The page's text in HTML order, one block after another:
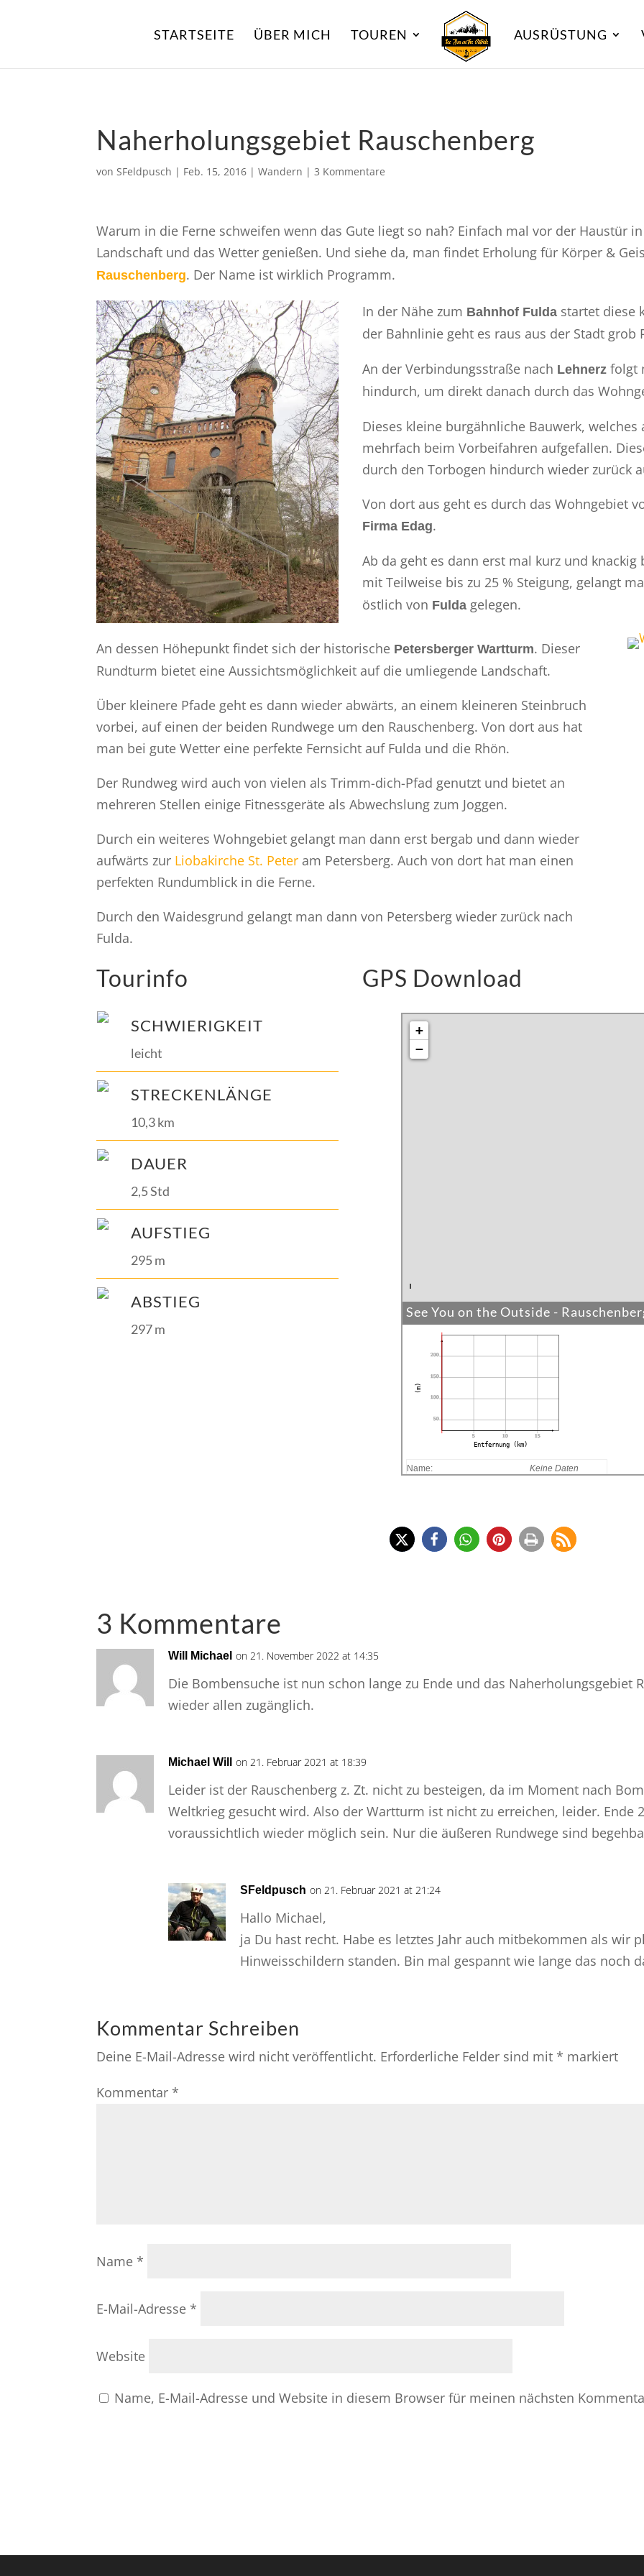
STARTSEITE ÜBER MICH TOUREN AUSRÜSTUNG
Naherholungsgebiet Rauschenberg
von SFeldpusch | Feb. 15, 2016 |Wandern |3 Kommentare
Warum in die Ferne schweifen wenn das Gute liegt so nah? Einfach mal vor der Haustür
Landschaft und das Wetter genießen. Und siehe da, man findet Erholung für Körper &
Rauschenberg. Der Name ist wirklich Programm.
In der Nähe zum Bahnhof Fuldastartet diese
der Bahnlinie geht es raus aus der Stadt grob
An der Verbindungsstraße nach Lehnerzfolgt
hindurch, um direkt danach durch das
Dieses kleine burgähnliche Bauwerk,
mehrfach beim Vorbeifahren aufgefallen.
durch den Torbogen hindurch wieder zurück
Von dort aus geht es durch das Wohngebiet
Firma Edag.
Ab da geht es dann erst mal kurz und knackig
mit Teilweise bis zu 25 % Steigung, gelangt
östlich von Fuldagelegen.
An dessen Höhepunkt findet sich der historische Petersberger Wartturm. Dieser
Rundturm bietet eine Aussichtsmöglichkeit auf die umliegende Landschaft.
Über kleinere Pfade geht es dann wieder abwärts, an einem kleineren Steinbruch
vorbei, auf einen der beiden Rundwege um den Rauschenberg. Von dort aus hat
man bei gute Wetter eine perfekte Fernsicht auf Fulda und die Rhön.
Der Rundweg wird auch von vielen als Trimm-dich-Pfad genutzt und bietet an
mehreren Stellen einige Fitnessgeräte als Abwechslung zum Joggen.
Durch ein weiteres Wohngebiet gelangt man dann erst bergab und dann wieder
aufwärts zur Liobakirche St. Peter am Petersberg. Auch von dort hat man einen
perfekten Rundumblick in die Ferne.
Durch den Waidesgrund gelangt man dann von Petersberg wieder zurück nach
Fulda.
Tourinfo
SCHWIERIGKEIT
leicht
STRECKENLÄNGE
10,3 km
DAUER
2,5 Std
AUFSTIEG
295 m
ABSTIEG
297 m
GPS Download
+
−
See You on the Outside -
50
100
150
200
5 10 15
Entfernung (km)
(m)
Name:
Keine Daten
Höhengewinn:
Keine Daten
3 Kommentare
Will Michael on 21. November 2022 at 14:35
Die Bombensuche ist nun schon lange zu Ende und das Naherholungsgebiet
wieder allen zugänglich.
Michael Will on 21. Februar 2021 at 18:39
Leider ist der Rauschenberg z. Zt. nicht zu besteigen, da im Moment nach
Weltkrieg gesucht wird. Also der Wartturm ist nicht zu erreichen, leider. Ende
voraussichtlich wieder möglich sein. Nur die äußeren Rundwege sind
SFeldpusch on 21. Februar 2021 at 21:24
Hallo Michael,
ja Du hast recht. Habe es letztes Jahr auch mitbekommen als wir
Hinweisschildern standen. Bin mal gespannt wie lange das noch
Kommentar Schreiben
Deine E-Mail-Adresse wird nicht veröffentlicht. Erforderliche Felder sind mit * markiert
Kommentar *
Name *
E-Mail-Adresse *
Website
Name, E-Mail-Adresse und Website in diesem Browser für meinen nächsten